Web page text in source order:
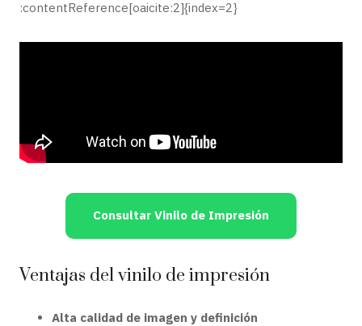
:contentReference[oaicite:2]{index=2}
Consultar Vinilo de Impresión
Ventajas del vinilo de impresión
Alta calidad de imagen y definición